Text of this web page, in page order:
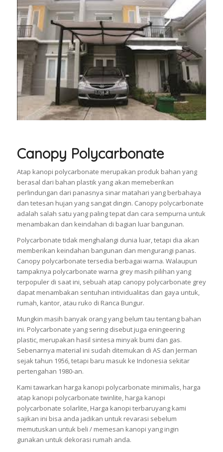
Canopy Polycarbonate
Atap kanopi polycarbonate merupakan produk bahan yang
berasal dari bahan plastik yang akan memeberikan
perlindungan dari panasnya sinar matahari yang berbahaya
dan tetesan hujan yang sangat dingin. Canopy polycarbonate
adalah salah satu yang paling tepat dan cara sempurna untuk
menambakan dan keindahan di bagian luar bangunan.
Polycarbonate tidak menghalangi dunia luar, tetapi dia akan
memberikan keindahan bangunan dan mengurangi panas.
Canopy polycarbonate tersedia berbagai warna. Walaupun
tampaknya polycarbonate warna grey masih pilihan yang
terpopuler di saat ini, sebuah atap canopy polycarbonate grey
dapat menambakan sentuhan intividualitas dan gaya untuk,
rumah, kantor, atau ruko di Ranca Bungur.
Mungkin masih banyak orang yang belum tau tentang bahan
ini. Polycarbonate yang sering disebut juga eningeering
plastic, merupakan hasil sintesa minyak bumi dan gas.
Sebenarnya material ini sudah ditemukan di AS dan Jerman
sejak tahun 1956, tetapi baru masuk ke Indonesia sekitar
pertengahan 1980-an.
Kami tawarkan harga kanopi polycarbonate minimalis, harga
atap kanopi polycarbonate twinlite, harga kanopi
polycarbonate solarlite, Harga kanopi terbaruyang kami
sajikan ini bisa anda jadikan untuk revarasi sebelum
memutuskan untuk beli / memesan kanopi yang ingin
gunakan untuk dekorasi rumah anda.